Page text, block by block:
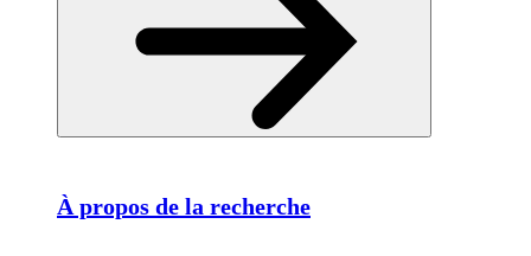
À propos de la recherche